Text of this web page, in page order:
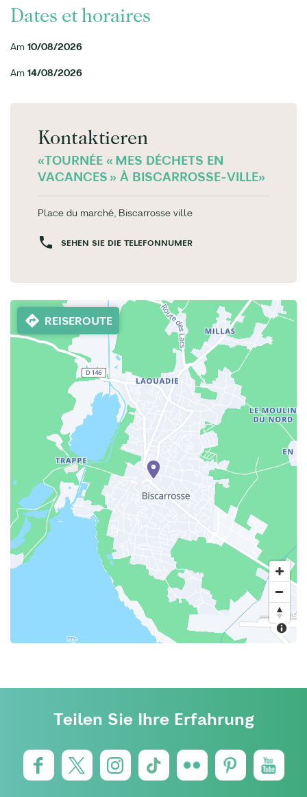
Dates et horaires
Am 10/08/2026
Am 14/08/2026
Kontaktieren
«TOURNÉE « MES DÉCHETS EN
VACANCES » À BISCARROSSE-VILLE»
Place du marché, Biscarrosse ville
SEHEN SIE DIE TELEFONNUMER
REISEROUTE
Teilen Sie Ihre Erfahrung